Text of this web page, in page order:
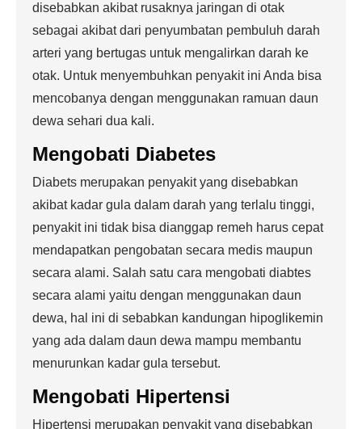
disebabkan akibat rusaknya jaringan di otak
sebagai akibat dari penyumbatan pembuluh darah
arteri yang bertugas untuk mengalirkan darah ke
otak. Untuk menyembuhkan penyakit ini Anda bisa
mencobanya dengan menggunakan ramuan daun
dewa sehari dua kali.
Mengobati Diabetes
Diabets merupakan penyakit yang disebabkan
akibat kadar gula dalam darah yang terlalu tinggi,
penyakit ini tidak bisa dianggap remeh harus cepat
mendapatkan pengobatan secara medis maupun
secara alami. Salah satu cara mengobati diabtes
secara alami yaitu dengan menggunakan daun
dewa, hal ini di sebabkan kandungan hipoglikemin
yang ada dalam daun dewa mampu membantu
menurunkan kadar gula tersebut.
Mengobati Hipertensi
Hipertensi merupakan penyakit yang disebabkan